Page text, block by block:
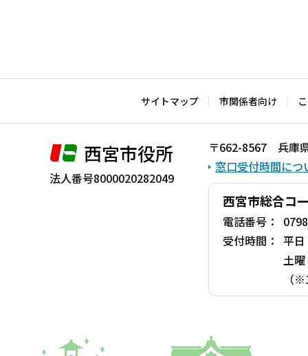
サイトマップ 市関係者向け
西宮市役所
法人番号8000020282049
〒662-8567 兵庫
窓口受付時間につ
西宮市総合コ
電話番号：
受付時間： 平
土
（